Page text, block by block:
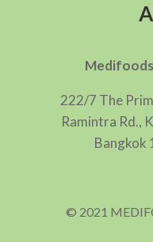
222/7 The
Ramintra Rd.,
Bangkok
© 2021